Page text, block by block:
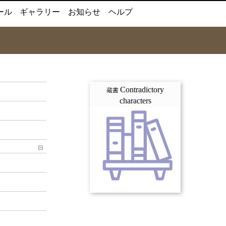
ル ギャラリー お知らせ ヘルプ
蔵書 Contradictory
characters
⊟